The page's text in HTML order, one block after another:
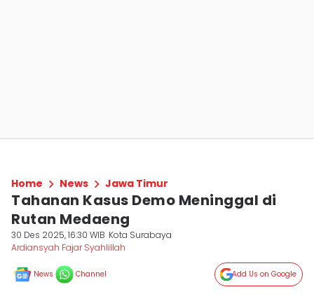
Home News Jawa Timur
Tahanan Kasus Demo Meninggal di
Rutan Medaeng
30 Des 2025, 16:30 WIB Kota Surabaya
Ardiansyah Fajar Syahlillah
News Channel Add Us on Google